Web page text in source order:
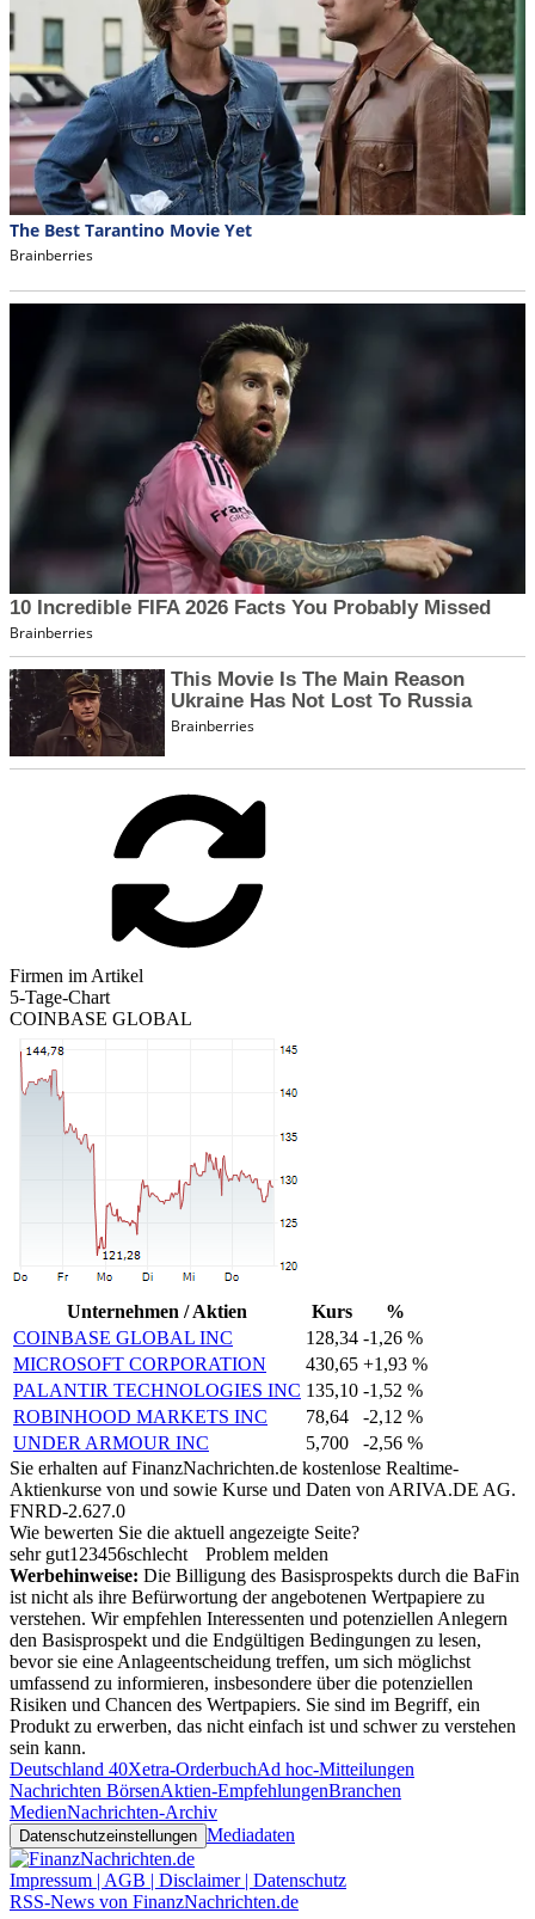
Firmen im Artikel
5-Tage-Chart
COINBASE GLOBAL
Unternehmen / Aktien Kurs
%
COINBASE GLOBAL INC
128,34 -1,26 %
MICROSOFT CORPORATION
430,65 +1,93 %
PALANTIR TECHNOLOGIES INC 135,10 -1,52 %
ROBINHOOD MARKETS INC
78,64
-2,12 %
UNDER ARMOUR INC
5,700
-2,56 %
Sie erhalten auf FinanzNachrichten.de kostenlose Realtime-
Aktienkurse von und sowie Kurse und Daten von ARIVA.DE AG.
FNRD-2.627.0
Wie bewerten Sie die aktuell angezeigte Seite?
sehr gut1 23456schlecht
Problem melden
Werbehinweise: Die Billigung des Basisprospekts durch die BaFin
ist nicht als ihre Befürwortung der angebotenen Wertpapiere zu
verstehen. Wir empfehlen Interessenten und potenziellen Anlegern
den Basisprospekt und die Endgültigen Bedingungen zu lesen,
bevor sie eine Anlageentscheidung treffen, um sich möglichst
umfassend zu informieren, insbesondere über die potenziellen
Risiken und Chancen des Wertpapiers. Sie sind im Begriff, ein
Produkt zu erwerben, das nicht einfach ist und schwer zu verstehen
sein kann.
Deutschland 40Xetra-OrderbuchAd hoc-Mitteilungen
Nachrichten BörsenAktien-EmpfehlungenBranchen
MedienNachrichten-Archiv
Datenschutzeinstellungen Mediadaten
Impressum | AGB | Disclaimer | Datenschutz
RSS-News von FinanzNachrichten.de